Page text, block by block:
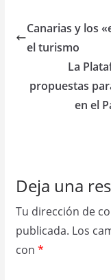
Canarias y los
el turismo
La
propuestas
en el
Deja una
Tu dirección de
publicada. Los
con *